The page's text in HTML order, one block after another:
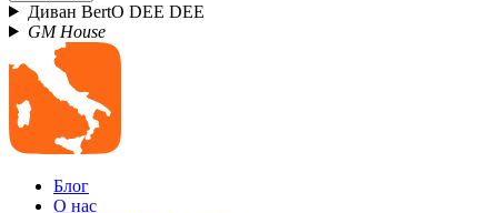
Диван BertO DEE DEE
GM House
Блог
О нас